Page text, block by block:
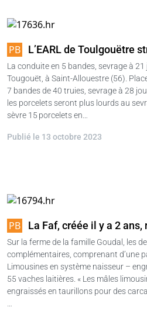
L’EARL de Toulgouëtre
La conduite en 5 bandes, sevrage à 21
Tougouët, à Saint-Allouestre (56).
7 bandes de 40 truies, sevrage à 28
les porcelets seront plus lourds au
sèvre 15 porcelets en…
Publié le 13 octobre 2023
La Faf, créée il y a 2
Sur la ferme de la famille Goudal, les
complémentaires, comprenant d’une
Limousines en système naisseur –
55 vaches laitières. « Les mâles
engraissés en taurillons pour des